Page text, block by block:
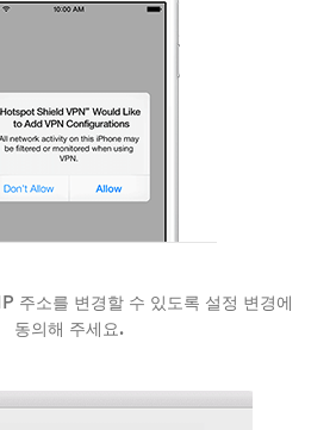
소를 변경할 수 있도록 설정 변경에
동의해 주세요.